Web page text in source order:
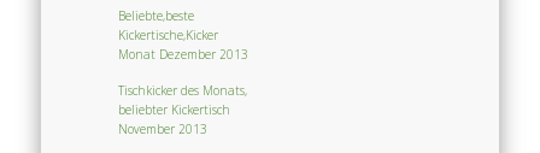
Beliebte,beste
Kickertische,Kicker
Monat Dezember 2013
Tischkicker des Monats,
beliebter Kickertisch
November 2013